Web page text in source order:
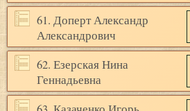
61. Доперт Александр
Александрович
62. Езерская Нина
Геннадьевна